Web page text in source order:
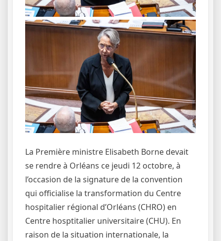
La Première ministre Elisabeth Borne devait
se rendre à Orléans ce jeudi 12 octobre, à
l’occasion de la signature de la convention
qui officialise la transformation du Centre
hospitalier régional d’Orléans (CHRO) en
Centre hosptitalier universitaire (CHU). En
raison de la situation internationale, la